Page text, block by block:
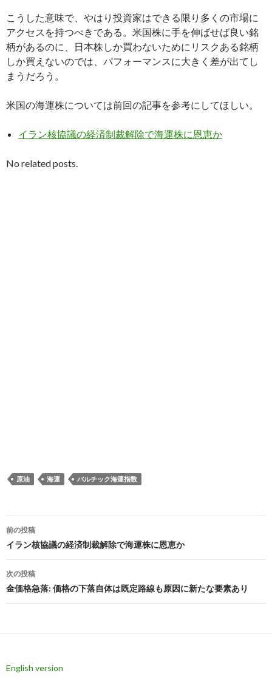
こうした意味で、やはり投資家はできる限り多くの市場に
アクセスを持つべきである。米国株に手を伸ばせば良い銘
柄があるのに、日本株しか買わないためにリスクある銘柄
しか買えないのでは、パフォーマンスに大きく差が出てし
まうだろう。
米国の海運株については前回の記事を参考にしてほしい。
イラン核協議の経済制裁解除で海運株に恩恵か
No related posts.
原油 海運 バルチック海運指数
投
稿
ナ
ビ
ゲ
ー
ョ
前の投稿
イラン核協議の経済制裁解除で海運株に恩恵か
次の投稿
金価格急落: 価格の下落自体は既定路線も原因に新たな要素あり
English version